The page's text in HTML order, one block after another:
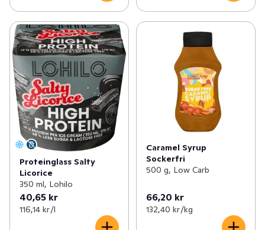
Proteinglass Salty
Licorice
350 ml, Lohilo
40,65 kr
116,14 kr /l
Caramel Syrup
Sockerfri
500 g, Low Carb
66,20 kr
132,40 kr /kg